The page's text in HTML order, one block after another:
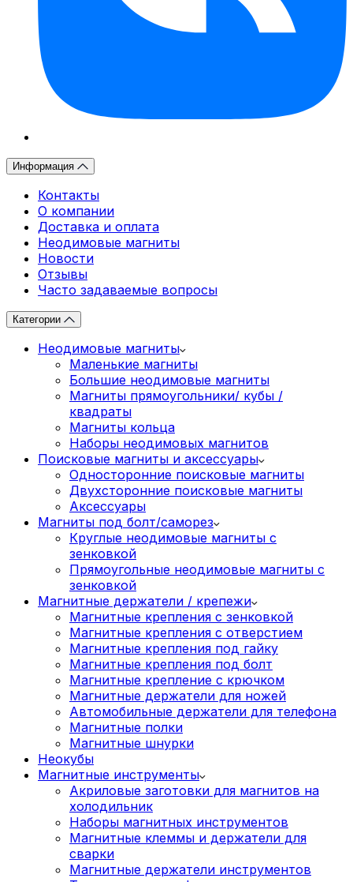
Информация
Контакты
О компании
Доставка и оплата
Неодимовые магниты
Новости
Отзывы
Часто задаваемые вопросы
Категории
Неодимовые магниты
Маленькие магниты
Большие неодимовые магниты
Магниты прямоугольники/ кубы /
квадраты
Магниты кольца
Наборы неодимовых магнитов
Поисковые магниты и аксессуары
Односторонние поисковые магниты
Двухсторонние поисковые магниты
Аксессуары
Магниты под болт/саморез
Круглые неодимовые магниты с
зенковкой
Прямоугольные неодимовые магниты с
зенковкой
Магнитные держатели / крепежи
Магнитные крепления с зенковкой
Магнитные крепления с отверстием
Магнитные крепления под гайку
Магнитные крепления под болт
Магнитные крепление с крючком
Магнитные держатели для ножей
Автомобильные держатели для телефона
Магнитные полки
Магнитные шнурки
Неокубы
Магнитные инструменты
Акриловые заготовки для магнитов на
холодильник
Наборы магнитных инструментов
Магнитные клеммы и держатели для
сварки
Магнитные держатели инструментов